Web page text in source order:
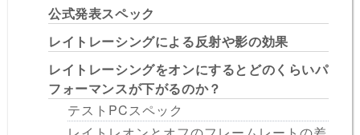
公式発表スペック
レイトレーシングによる反射や影の効果
レイトレーシングをオンにするとどのくらいパ
フォーマンスが下がるのか？
テストPCスペック